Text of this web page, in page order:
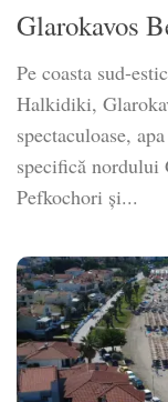
Glarokavos
Pe coasta sud-
Halkidiki,
spectaculoase,
specifică nordului
Pefkochori și...